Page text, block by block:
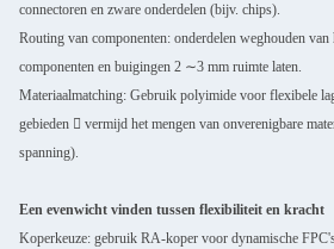
connectoren en zware onderdelen (bijv. chips).
Routing van componenten: onderdelen weghouden
componenten en buigingen 2 ∼3 mm ruimte laten.
Materiaalmatching: Gebruik polyimide voor flexibele
gebieden  vermijd het mengen van onverenigbare
spanning).
Een evenwicht vinden tussen flexibiliteit en kracht
Koperkeuze: gebruik RA-koper voor dynamische